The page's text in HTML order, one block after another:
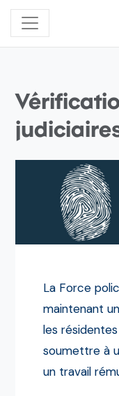
La Force
maintenant
les
soumettre à
un travail